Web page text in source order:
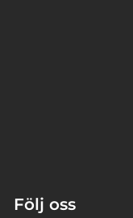
Följ oss